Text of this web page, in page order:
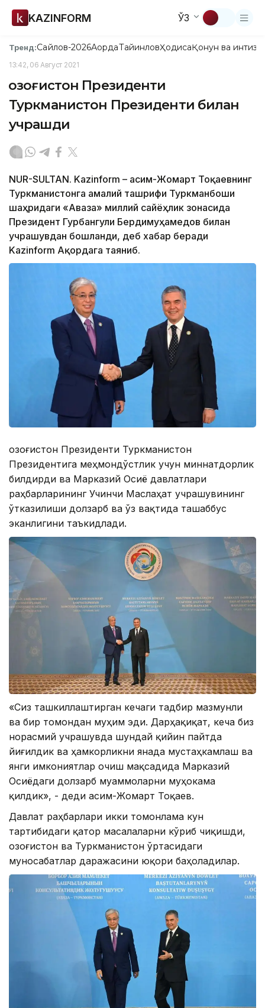
KAZINFORM ЎЗ
Тренд:Сайлов-2026АқордаТайинловҲодисаҚонун ва
13:42, 06 Август 2021
Қозоғистон Президенти
Туркманистон Президенти билан
учрашди
NUR-SULTAN. Kazinform – Қасим-Жомарт Тоқаевнинг
Туркманистонга амалий ташрифи Туркманбоши
шаҳридаги «Аваза» миллий сайёҳлик зонасида
Президент Гурбангули Бердимуҳамедов билан
учрашувдан бошланди, деб хабар беради
Kazinform Ақордага таяниб.
Қозоғистон Президенти Туркманистон
Президентига меҳмондўстлик учун миннатдорлик
билдирди ва Марказий Осиё давлатлари
раҳбарларининг Учинчи Маслаҳат учрашувининг
ўтказилиши долзарб ва ўз вақтида ташаббус
эканлигини таъкидлади.
«Сиз ташкиллаштирган кечаги тадбир мазмунли
ва бир томондан муҳим эди. Дарҳақиқат, кеча биз
норасмий учрашувда шундай қийин пайтда
йиғилдик ва ҳамкорликни янада мустаҳкамлаш ва
янги имкониятлар очиш мақсадида Марказий
Осиёдаги долзарб муаммоларни муҳокама
қилдик», - деди Қасим-Жомарт Тоқаев.
Давлат раҳбарлари икки томонлама кун
тартибидаги қатор масалаларни кўриб чиқишди,
Қозоғистон ва Туркманистон ўртасидаги
муносабатлар даражасини юқори баҳоладилар.